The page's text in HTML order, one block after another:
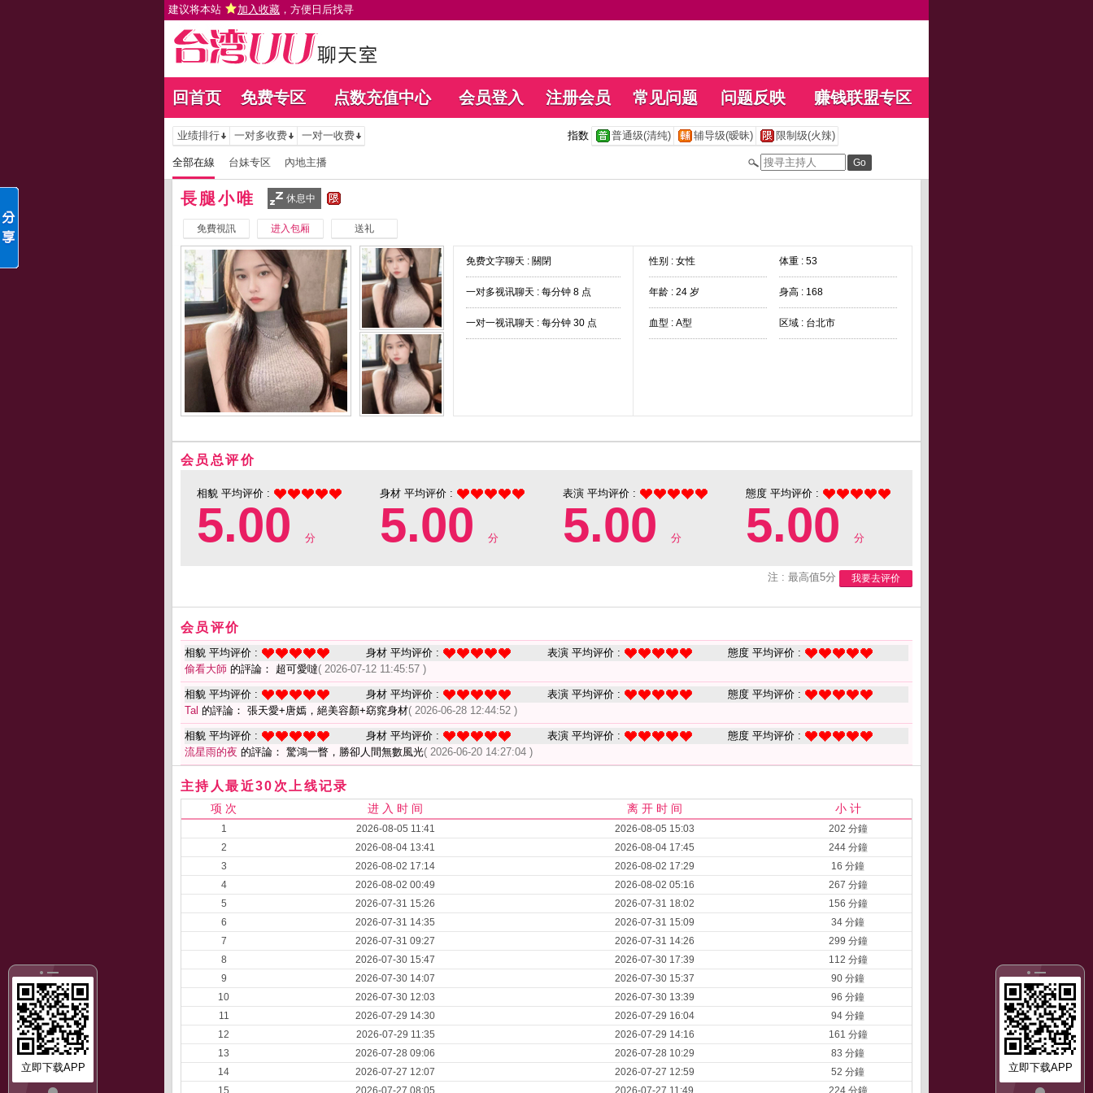
建议将本站 加入收藏 ，方便日后找寻
回首页 免费专区 点数充值中心 会员登入 注册会员 常见问题 问题反映 赚钱联盟专区
立即下载APP
立即下载APP
业绩排行 一对多收费 一对一收费 指数 普通级(清纯) 辅导级(暧昧) 限制级(火辣)
全部在線 台妹专区 內地主播
長腿小唯 休息中
免費視訊 进入包厢 送礼
免费文字聊天 : 關閉
一对多视讯聊天 : 每分钟 8 点
一对一视讯聊天 : 每分钟 30 点
性别 : 女性 体重 : 53
年龄 : 24 岁 身高 : 168
血型 : A型 区域 : 台北市
会员总评价
相貌 平均评价 :
5.00 分
身材 平均评价 :
5.00 分
表演 平均评价 :
5.00 分
態度 平均评价 :
5.00 分
注 : 最高值5分 我要去评价
会员评价
相貌 平均评价 : 身材 平均评价 : 表演 平均评价 :
態度 平均评价 :
偷看大師 的評論： 超可愛噠( 2026-07-12 11:45:57 )
相貌 平均评价 : 身材 平均评价 : 表演 平均评价 :
態度 平均评价 :
Tal 的評論： 張天愛+唐嫣，絕美容顏+窈窕身材( 2026-06-28 12:44:52 )
相貌 平均评价 : 身材 平均评价 : 表演 平均评价 :
態度 平均评价 :
流星雨的夜 的評論： 驚鴻一瞥，勝卻人間無數風光( 2026-06-20 14:27:04 )
主持人最近30次上线记录
项 次 进 入 时 间 离 开 时 间 小 计
1 2026-08-05 11:41 2026-08-05 15:03
202 分鐘
2
2026-08-04 13:41 2026-08-04 17:45
244 分鐘
3
2026-08-02 17:14 2026-08-02 17:29
16 分鐘
4
2026-08-02 00:49 2026-08-02 05:16
267 分鐘
5
2026-07-31 15:26 2026-07-31 18:02
156 分鐘
6
2026-07-31 14:35 2026-07-31 15:09
34 分鐘
7
2026-07-31 09:27 2026-07-31 14:26
299 分鐘
8
2026-07-30 15:47 2026-07-30 17:39
112 分鐘
9
2026-07-30 14:07 2026-07-30 15:37
90 分鐘
10
2026-07-30 12:03 2026-07-30 13:39
96 分鐘
11
2026-07-29 14:30 2026-07-29 16:04
94 分鐘
12
2026-07-29 11:35 2026-07-29 14:16
161 分鐘
13
2026-07-28 09:06 2026-07-28 10:29
83 分鐘
14
2026-07-27 12:07 2026-07-27 12:59
52 分鐘
15
2026-07-27 08:05 2026-07-27 11:49 224 分鐘